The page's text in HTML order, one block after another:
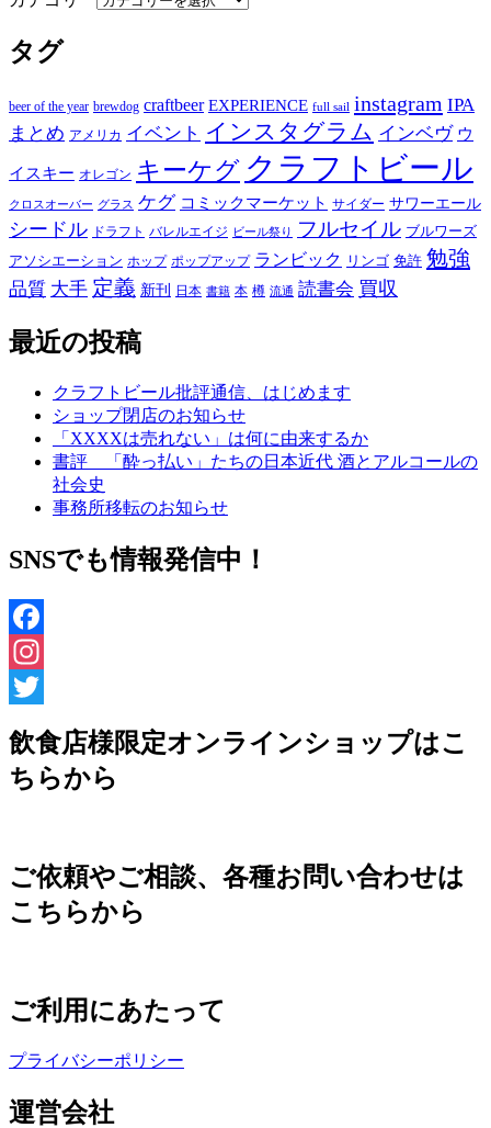
タグ
beer of the year brewdog craftbeer EXPERIENCE full sail instagram IPA
まとめ アメリカ イベント インスタグラム インベヴ ウ
イスキー オレゴン キーケグ クラフトビール
クロスオーバー グラス ケグ コミックマーケット サイダー サワーエール
シードル ドラフト バレルエイジ ビール祭り フルセイル ブルワーズ
アソシエーション ホップ ポップアップ ランビック リンゴ 免許 勉強
品質 大手 定義 新刊 日本 書籍 本 樽 流通 読書会 買収
最近の投稿
クラフトビール批評通信、はじめます
ショップ閉店のお知らせ
「XXXXは売れない」は何に由来するか
書評 「酔っ払い」たちの日本近代 酒とアルコールの
社会史
事務所移転のお知らせ
SNSでも情報発信中！
Facebook
Instagram
飲食店様限定オンラインショップはこ
ちらから
ご依頼やご相談、各種お問い合わせは
こちらから
ご利用にあたって
プライバシーポリシー
運営会社